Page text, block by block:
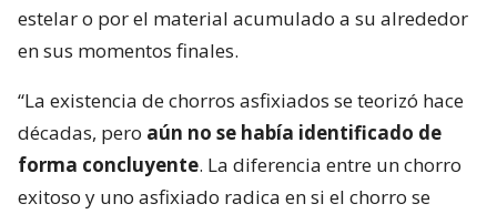
estelar o por el material acumulado a su alrededor
en sus momentos finales.
“La existencia de chorros asfixiados se teorizó hace
décadas, pero aún no se había identificado de
forma concluyente. La diferencia entre un chorro
exitoso y uno asfixiado radica en si el chorro se